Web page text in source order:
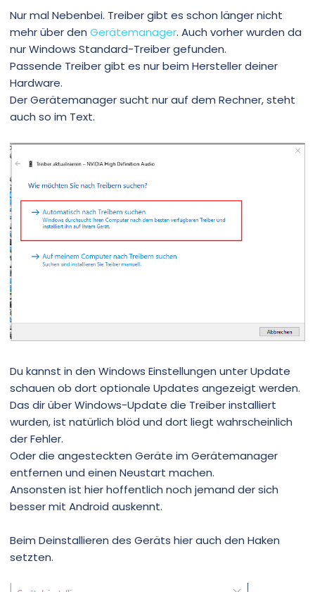
Nur mal Nebenbei. Treiber gibt es schon länger nicht
mehr über den Gerätemanager. Auch vorher wurden da
nur Windows Standard-Treiber gefunden.
Passende Treiber gibt es nur beim Hersteller deiner
Hardware.
Der Gerätemanager sucht nur auf dem Rechner, steht
auch so im Text.
Du kannst in den Windows Einstellungen unter Update
schauen ob dort optionale Updates angezeigt werden.
Das dir über Windows-Update die Treiber installiert
wurden, ist natürlich blöd und dort liegt wahrscheinlich
der Fehler.
Oder die angesteckten Geräte im Gerätemanager
entfernen und einen Neustart machen.
Ansonsten ist hier hoffentlich noch jemand der sich
besser mit Android auskennt.
Beim Deinstallieren des Geräts hier auch den Haken
setzten.